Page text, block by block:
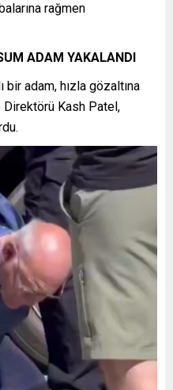
rağmen
ADAM YAKALANDI
bir adam, hızla gözaltına
Direktörü Kash Patel,